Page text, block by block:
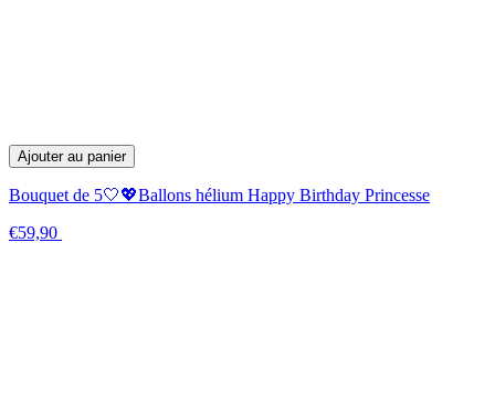
Ajouter au panier
Bouquet de 5🤍💖Ballons hélium Happy Birthday Princesse
€59,90